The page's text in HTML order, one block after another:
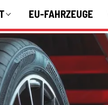
EU-FAHRZEUGE